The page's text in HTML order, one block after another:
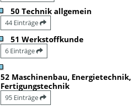
50 Technik allgemein
44 Einträge
51 Werkstoffkunde
6 Einträge
52 Maschinenbau, Energietechnik,
Fertigungstechnik
95 Einträge